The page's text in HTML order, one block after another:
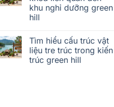
khu nghỉ dưỡng green
hill
Tìm hiểu cấu trúc vật
liệu tre trúc trong kiến
trúc green hill